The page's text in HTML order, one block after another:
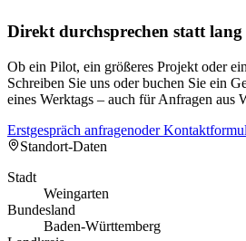
Direkt durchsprechen statt lang
Ob ein Pilot, ein größeres Projekt oder
Schreiben Sie uns oder buchen Sie ein
eines Werktags – auch für Anfragen aus
Erstgespräch anfragenoder
Standort-Daten
Stadt
Weingarten
Bundesland
Baden-Württemberg